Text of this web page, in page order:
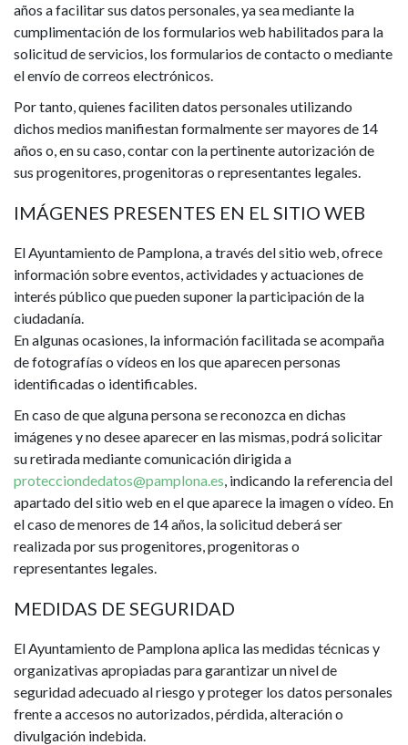
años a facilitar sus datos personales, ya sea mediante la
cumplimentación de los formularios web habilitados para la
solicitud de servicios, los formularios de contacto o mediante
el envío de correos electrónicos.
Por tanto, quienes faciliten datos personales utilizando
dichos medios manifiestan formalmente ser mayores de 14
años o, en su caso, contar con la pertinente autorización de
sus progenitores, progenitoras o representantes legales.
IMÁGENES PRESENTES EN EL SITIO WEB
El Ayuntamiento de Pamplona, a través del sitio web, ofrece
información sobre eventos, actividades y actuaciones de
interés público que pueden suponer la participación de la
ciudadanía.
En algunas ocasiones, la información facilitada se acompaña
de fotografías o vídeos en los que aparecen personas
identificadas o identificables.
En caso de que alguna persona se reconozca en dichas
imágenes y no desee aparecer en las mismas, podrá solicitar
su retirada mediante comunicación dirigida a
protecciondedatos@pamplona.es, indicando la referencia del
apartado del sitio web en el que aparece la imagen o vídeo. En
el caso de menores de 14 años, la solicitud deberá ser
realizada por sus progenitores, progenitoras o
representantes legales.
MEDIDAS DE SEGURIDAD
El Ayuntamiento de Pamplona aplica las medidas técnicas y
organizativas apropiadas para garantizar un nivel de
seguridad adecuado al riesgo y proteger los datos personales
frente a accesos no autorizados, pérdida, alteración o
divulgación indebida.